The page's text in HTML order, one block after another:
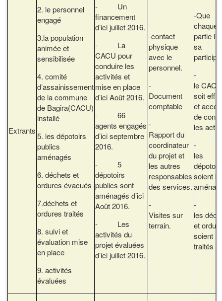
Extrants
2. le personnel
engagé
3.la population
animée et
sensibilisée
4. comité
d’assainissement
de la commune
de Bagira(CACU)
installé
5. les dépotoirs
publics
aménagés
6. déchets et
ordures évacués
7.déchets et
ordures traités
8. suivi et
évaluation mise
en place
9. activités
évaluées
- Un
financement
d’ici juillet 2016.
- La
CACU pour
conduire les
activités et
mise en place
d’ici Août 2016.
- 66
agents engagés
d’ici septembre
2016.
- 5
dépotoirs
publics sont
aménagés d’ici
Août 2016.
- Les
activités du
projet évaluées
d’ici juillet 2016.
-contact
physique
avec le
personnel.
-
Document
comptable
-
Rapport du
coordinateur
du projet et
les autres
responsables
des services.
-
Visites sur
terrain.
-Que
chaque
partie
sa
-
le CACU
soit
et
de
les
-
les
soient
-
les
et
soient
traités